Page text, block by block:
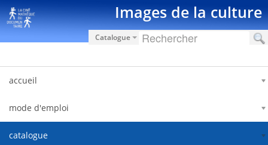
Pular para o conteúdo Images de la culture
Catalogue
accueil
mode d'emploi
catalogue